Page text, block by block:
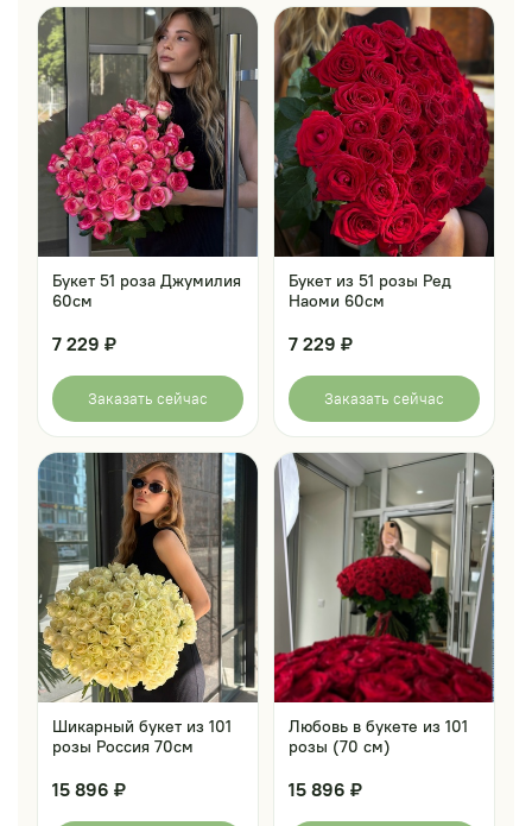
Букет 51 роза Джумилия
60см
7 229 ₽
Заказать сейчас
Букет из 51 розы Ред
Наоми 60см
7 229 ₽
Заказать сейчас
Шикарный букет из 101
розы Россия 70см
15 896 ₽
Любовь в букете из 101
розы (70 см)
15 896 ₽